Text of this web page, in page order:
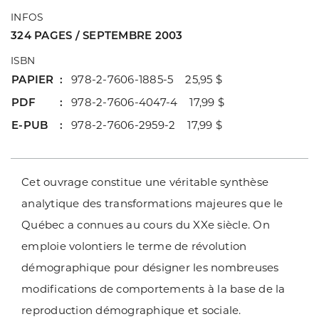
INFOS
324 PAGES / SEPTEMBRE 2003
ISBN
PAPIER
978-2-7606-1885-5 25,95 $
PDF
978-2-7606-4047-4 17,99 $
E-PUB
978-2-7606-2959-2 17,99 $
Cet ouvrage constitue une véritable synthèse
analytique des transformations majeures que le
Québec a connues au cours du XXe siècle. On
emploie volontiers le terme de révolution
démographique pour désigner les nombreuses
modifications de comportements à la base de la
reproduction démographique et sociale.